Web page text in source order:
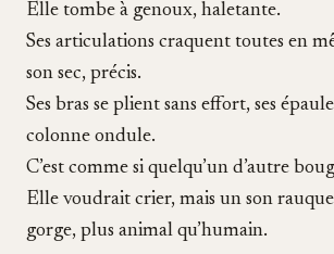
Elle tombe à genoux, haletante.
Ses articulations craquent toutes en
son sec, précis.
Ses bras se plient sans effort, ses
colonne ondule.
C’est comme si quelqu’un d’autre
Elle voudrait crier, mais un son
gorge, plus animal qu’humain.